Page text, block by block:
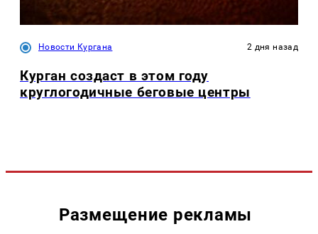
Новости Кургана 2 дня назад
Курган создаст в этом году
круглогодичные беговые центры
Размещение рекламы